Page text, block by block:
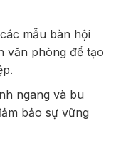
mẫu bàn hội
văn phòng để tạo
ngang và bu
bảo sự vững